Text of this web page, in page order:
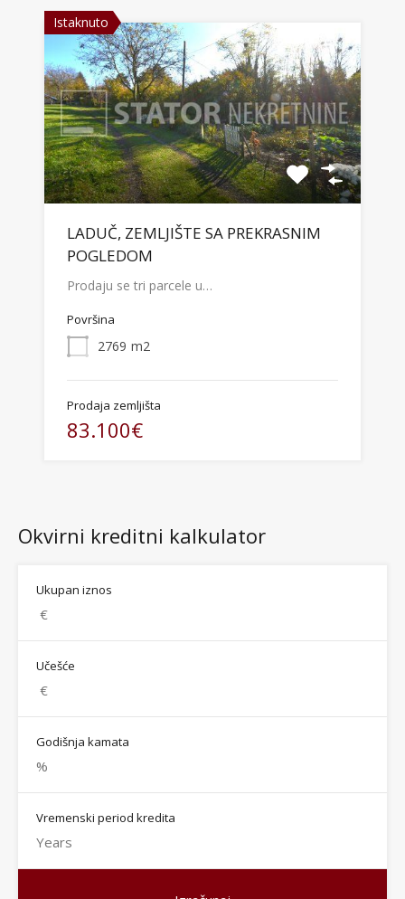
Istaknuto
LADUČ, ZEMLJIŠTE SA PREKRASNIM
POGLEDOM
Prodaju se tri parcele u…
Površina
2769 m2
Prodaja zemljišta
83.100€
Okvirni kreditni kalkulator
Ukupan iznos
Učešće
Godišnja kamata
Vremenski period kredita